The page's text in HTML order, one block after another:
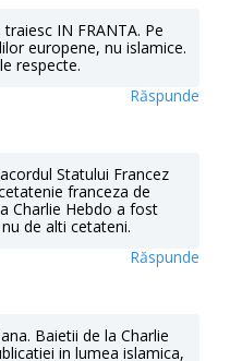
IN FRANTA. Pe
europene, nu islamice.
respecte.
Răspunde
Statului Francez
franceza de
Charlie Hebdo a fost
de alti cetateni.
Răspunde
Baietii de la Charlie
in lumea islamica,